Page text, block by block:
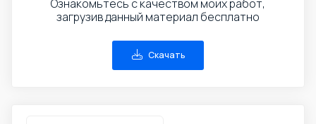
Ознакомьтесь с качеством моих работ,
загрузив данный материал бесплатно
Скачать